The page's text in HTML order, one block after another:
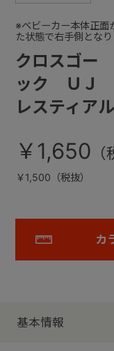
クロスゴー
ック ＵＪ
レスティア
※ベビーカー本体正面
た状態で右手側となり
￥1,650
￥1,500（税抜）
カ
基本情報